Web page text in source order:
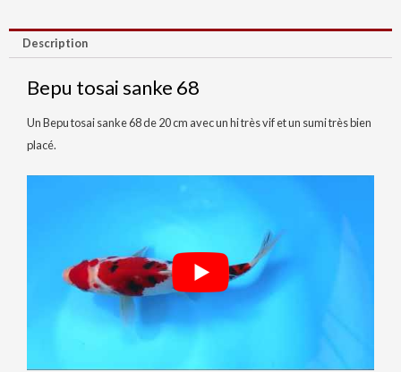
Description
Bepu tosai sanke 68
Un Bepu tosai sanke 68 de 20 cm avec un hi très vif et un sumi très bien
placé.